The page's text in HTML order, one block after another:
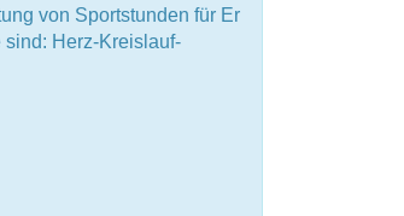
von Sportstunden für Er
Herz-Kreislauf-